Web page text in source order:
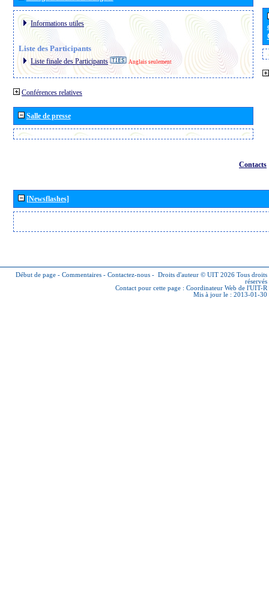
Informations utiles
Liste des Participants
Liste finale des Participants Anglais seulement
Conférences relatives
Salle de presse
Contacts
[Newsflashes]
Début de page - Commentaires - Contactez-nous - Droits d'auteur © UIT 2026 Tous droits
réservés
Contact pour cette page : Coordinateur Web de l'UIT-R
Mis à jour le : 2013-01-30